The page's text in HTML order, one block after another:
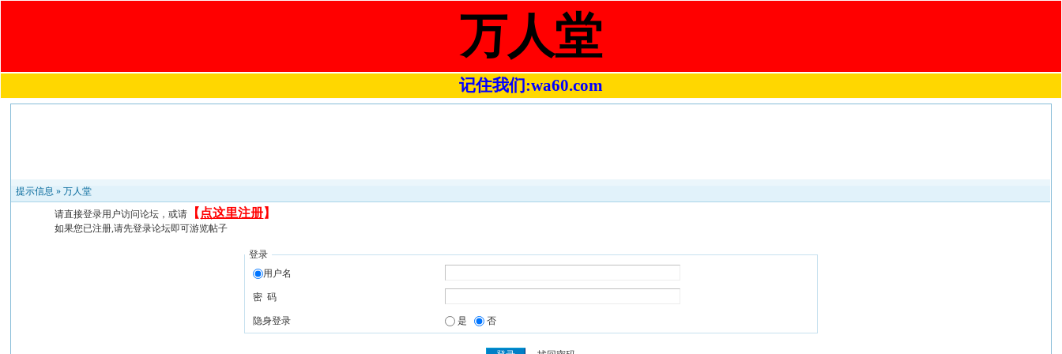
万人堂
记住我们:wa60.com
提示信息 »万人堂
请直接登录用户访问论坛，或请 【 点这里注册】
如果您已注册,请先登录论坛即可游览帖子
登录
用户名
密 码
隐身登录 是 否